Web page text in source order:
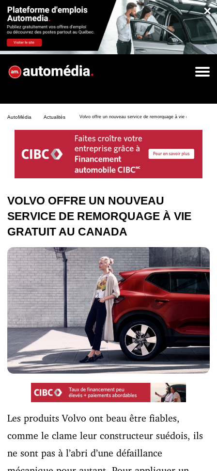
×
AutoMédia Actualités Volvo offre un nouveau service de remorquage à vie gratuit au
VOLVO OFFRE UN NOUVEAU
SERVICE DE REMORQUAGE À VIE
GRATUIT AU CANADA
Les produits Volvo ont beau être fiables,
comme le clame leur constructeur suédois, ils
ne sont pas à l’abri d’une défaillance